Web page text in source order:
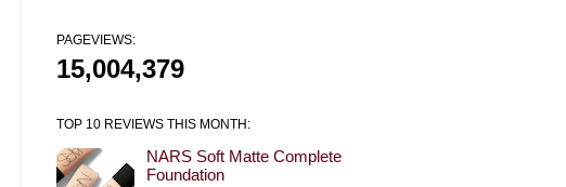
PAGEVIEWS:
15,004,379
TOP 10 REVIEWS THIS MONTH:
NARS Soft Matte Complete
Foundation